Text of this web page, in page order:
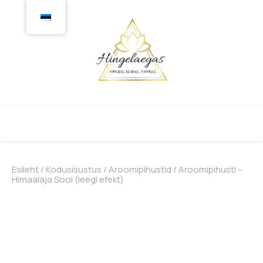
Esileht/ Kodusisustus /Aroomipihustid / Aroomipihusti –
Himaalaja Sool (leegi efekt)